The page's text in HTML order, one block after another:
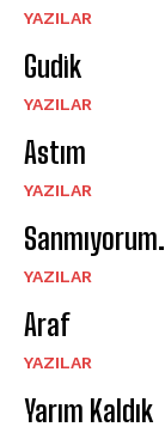
YAZILAR
Gudik
YAZILAR
Astım
YAZILAR
YAZILAR
Araf
YAZILAR
Yarım Kaldık